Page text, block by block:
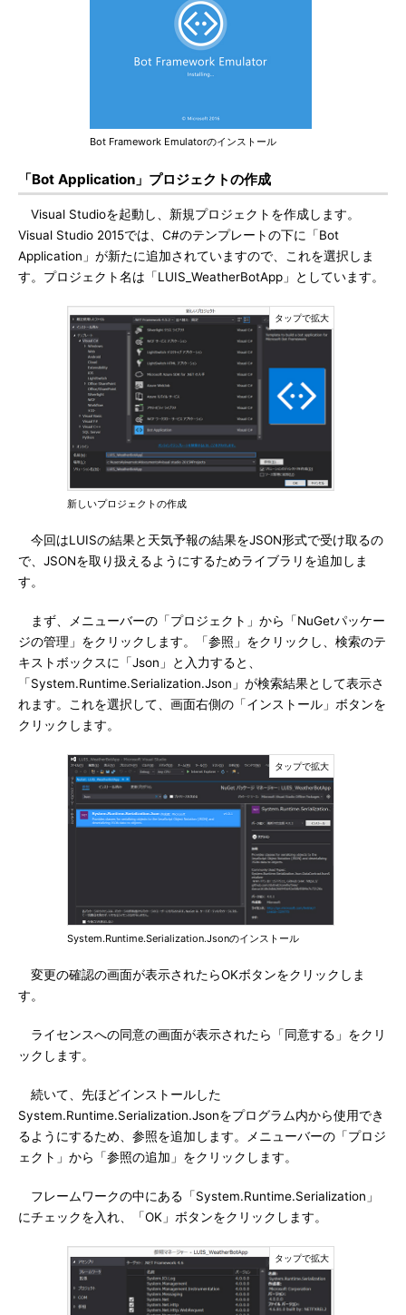
Bot Framework Emulatorのインストール
「Bot Application」プロジェクトの作成
Visual Studioを起動し、新規プロジェクトを作成します。
Visual Studio 2015では、C#のテンプレートの下に「Bot
Application」が新たに追加されていますので、これを選択しま
す。プロジェクト名は「LUIS_WeatherBotApp」としています。
新しいプロジェクトの作成
今回はLUISの結果と天気予報の結果をJSON形式で受け取るの
で、JSONを取り扱えるようにするためライブラリを追加しま
す。
まず、メニューバーの「プロジェクト」から「NuGetパッケー
ジの管理」をクリックします。「参照」をクリックし、検索のテ
キストボックスに「Json」と入力すると、
「System.Runtime.Serialization.Json」が検索結果として表示さ
れます。これを選択して、画面右側の「インストール」ボタンを
クリックします。
System.Runtime.Serialization.Jsonのインストール
変更の確認の画面が表示されたらOKボタンをクリックしま
す。
ライセンスへの同意の画面が表示されたら「同意する」をクリ
ックします。
続いて、先ほどインストールした
System.Runtime.Serialization.Jsonをプログラム内から使用でき
るようにするため、参照を追加します。メニューバーの「プロジ
ェクト」から「参照の追加」をクリックします。
フレームワークの中にある「System.Runtime.Serialization」
にチェックを入れ、「OK」ボタンをクリックします。